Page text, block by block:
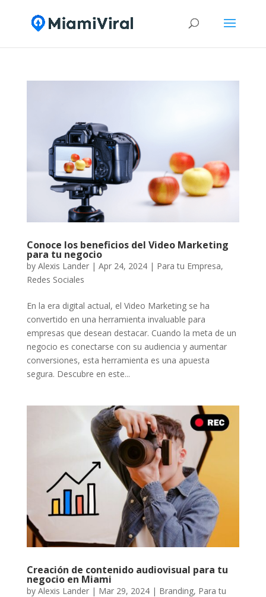
Conoce los beneficios del Video Marketing
para tu negocio
by Alexis Lander| Apr 24, 2024| Para tu Empresa,
Redes Sociales
En la era digital actual, el Video Marketing se ha
convertido en una herramienta invaluable para
empresas que desean destacar. Cuando la meta de un
negocio es conectarse con su audiencia y aumentar
conversiones, esta herramienta es una apuesta
segura. Descubre en este...
Creación de contenido audiovisual para tu
negocio en Miami
by Alexis Lander| Mar 29, 2024| Branding, Para tu